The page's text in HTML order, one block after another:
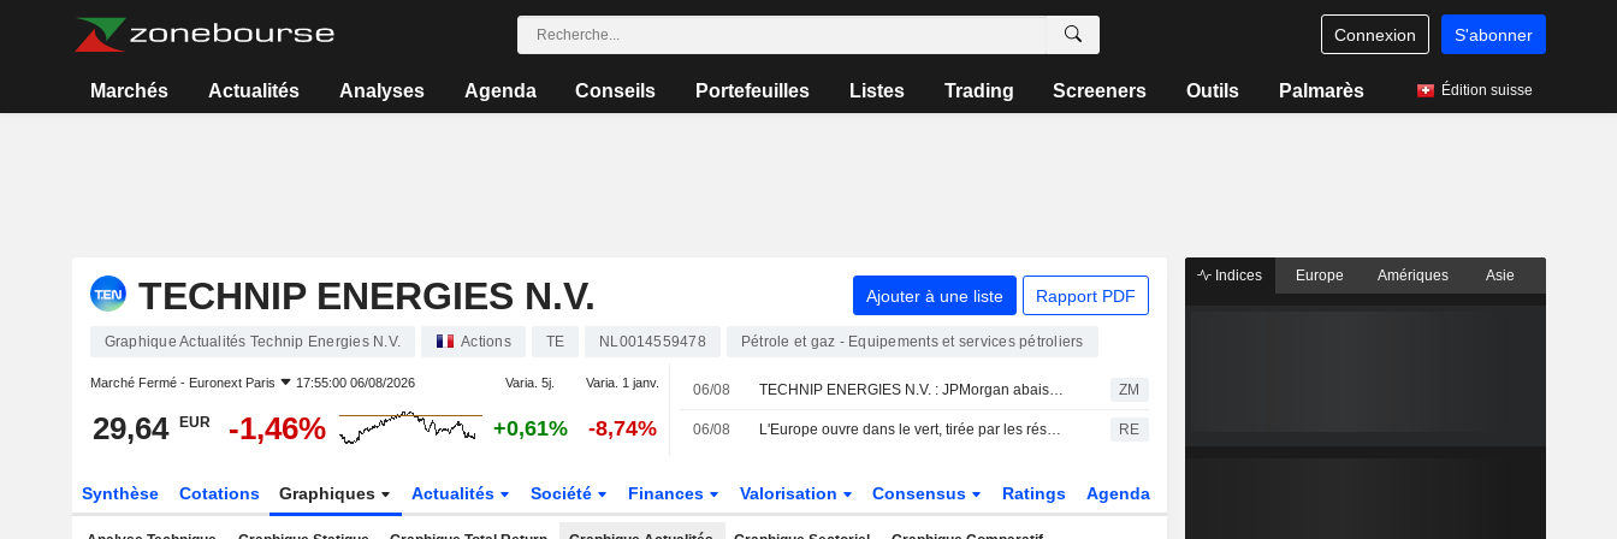
Connexion S'abonner
Marchés Actualités Analyses Agenda Conseils Portefeuilles Listes Trading Screeners Outils Palmarès Édition suisse
TECHNIP ENERGIES N.V. Ajouter à une liste Rapport PDF
Graphique Actualités Technip Energies N.V. Actions TE NL0014559478 Pétrole et gaz - Equipements et services pétroliers
Marché Fermé - Euronext Paris 17:55:00 06/08/2026 Varia. 5j. Varia. 1 janv.
29,64 EUR -1,46% +0,61% -8,74%
06/08 TECHNIP ENERGIES N.V. : JPMorgan abaisse son opinion à neutre ZM
06/08 L'Europe ouvre dans le vert, tirée par les résultats et les espoirs en Iran RE
Synthèse Cotations Graphiques Actualités Société Finances Valorisation Consensus Ratings Agenda
Indices Europe Amériques Asie